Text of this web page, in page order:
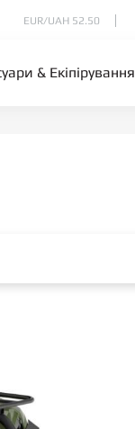
EUR/UAH 52.50
& Екіпірування